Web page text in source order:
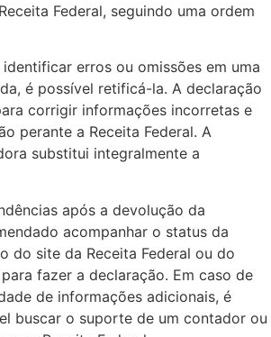
Federal, seguindo uma ordem
erros ou omissões em uma
é possível retificá-la. A declaração
corrigir informações incorretas e
perante a Receita Federal. A
substitui integralmente a
após a devolução da
acompanhar o status da
do site da Receita Federal ou do
fazer a declaração. Em caso de
de informações adicionais, é
buscar o suporte de um contador ou